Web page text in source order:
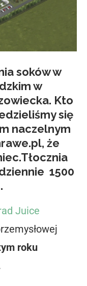
soków w
w
Kto
się
naczelnym
że
1500
Juice
roku